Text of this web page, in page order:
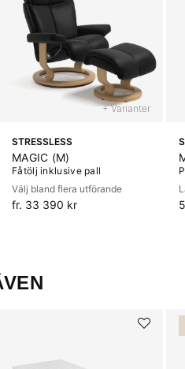
+ Varianter
STRESSLESS
MAGIC (M)
Fåtölj inklusive pall
Välj bland flera utförande
fr. 33 390 kr